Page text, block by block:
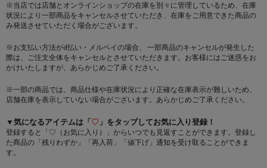
※当店では店舗とオンラインショップの在庫を別々に管理しているため、在庫
状況により一部商品をキャンセルさせていただき、在庫をご用意できた商品の
み発送させていただく場合がございます。
※お支払い方法がd払い・メルペイの場合、 一部商品のキャンセルが発生した
際は、ご注文全体をキャンセルとさせていただきます。お客様にはご迷惑をお
かけいたしますが、あらかじめご了承ください。
※一部の商品では、商品仕様や在庫状況により正確な在庫表示が難しいため、
店舗在庫を表示していない場合がございます。あらかじめご了承ください。
▼気になるアイテムは「♡ 」をタップしてお気に入り登録！
登録すると「♡（お気に入り）」からいつでも見返すことができます。登録し
た商品の「残りわずか」「再入荷」「値下げ」通知を受け取ることができま
す。